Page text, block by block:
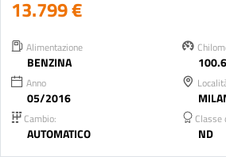
13.799 €
Alimentazione
BENZINA
Anno
05/2016
Cambio:
AUTOMATICO
Classe
ND